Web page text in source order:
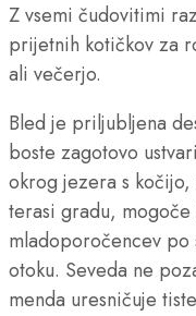
Z vsemi čudovitimi
prijetnih kotičkov za
ali večerjo.
Bled je priljubljena
boste zagotovo
okrog jezera s
terasi gradu,
mladoporočencev po
otoku. Seveda ne
menda uresničuje